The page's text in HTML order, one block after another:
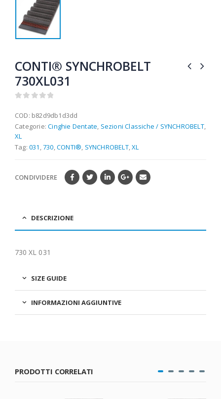
CONTI® SYNCHROBELT
730XL031
COD: b82d9db1d3dd
Categorie:Cinghie Dentate Sezioni Classiche / SYNCHROBELT,
XL
Tag: 031 ,730 ,CONTI® SYNCHROBELT,XL
CONDIVIDERE
DESCRIZIONE
730 XL 031
SIZE GUIDE
INFORMAZIONI AGGIUNTIVE
PRODOTTI CORRELATI